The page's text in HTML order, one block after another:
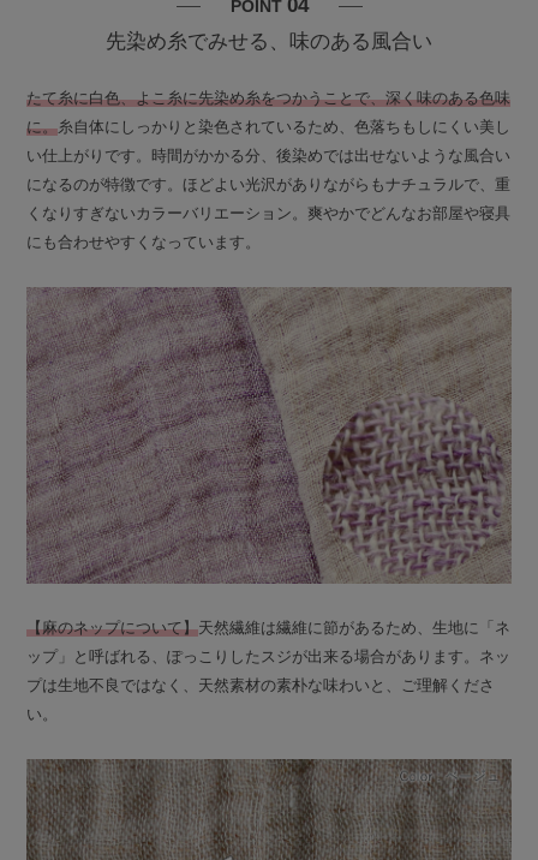
POINT 04
先染め糸でみせる、味のある風合い
たて糸に白色、よこ糸に先染め糸をつかうことで、深く味のある色味
に。糸自体にしっかりと染色されているため、色落ちもしにくい美し
い仕上がりです。時間がかかる分、後染めでは出せないような風合い
になるのが特徴です。ほどよい光沢がありながらもナチュラルで、重
くなりすぎないカラーバリエーション。爽やかでどんなお部屋や寝具
にも合わせやすくなっています。
【麻のネップについて】天然繊維は繊維に節があるため、生地に「ネ
ップ」と呼ばれる、ぽっこりしたスジが出来る場合があります。ネッ
プは生地不良ではなく、天然素材の素朴な味わいと、ご理解くださ
い。